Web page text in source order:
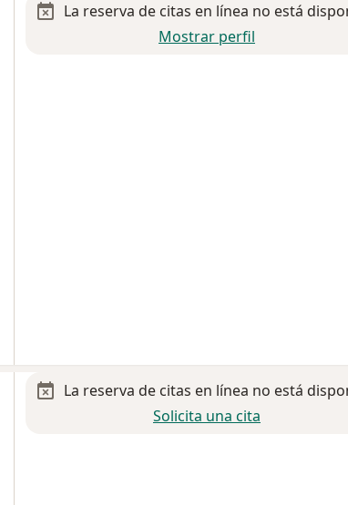
La reserva de citas en línea no está
Mostrar perfil
La reserva de citas en línea no está
Solicita una cita